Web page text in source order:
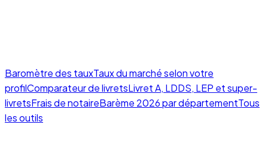
Baromètre des tauxTaux du marché selon votre
profilComparateur de livretsLivret A, LDDS, LEP et super-
livretsFrais de notaireBarème 2026 par départementTous
les outils